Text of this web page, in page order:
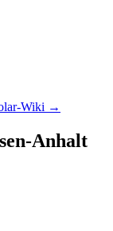
Wiki →
Anhalt